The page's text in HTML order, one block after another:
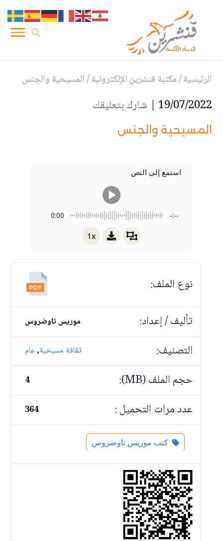
الرئيسية/مكتبة قنشرين الإلكترونية/المسيحية والجنس
19/07/2022 | شارك بتعليقك
المسيحية والجنس
استمع إلى النص
0:00 -:--
1x
نوع الملف:
تأليف / إعداد:
موريس تاوضروس
التصنيف: ثقافة مسيحية,عام
حجم الملف (MB): 4
عدد مرات التحميل : 364
كتب موريس تاوضروس